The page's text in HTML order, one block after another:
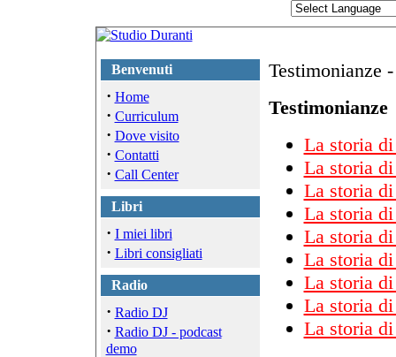
Benvenuti
· Home
· Curriculum
· Dove visito
· Contatti
· Call Center
Libri
· I miei libri
· Libri consigliati
Radio
· Radio DJ
· Radio DJ - podcast
demo
Testimonianze
Testimonianze
La storia
La storia
La storia
La storia
La storia
La storia
La storia
La storia
La storia di